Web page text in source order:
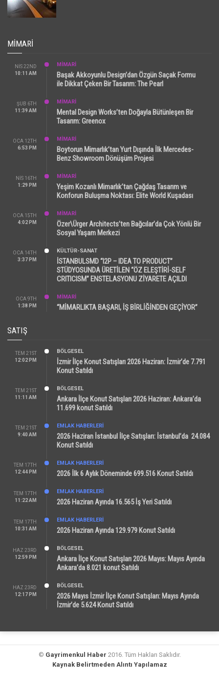
MIMARI
NIS 22ND
10:11 AM
MİMARİ
Başak Akkoyunlu Design’dan Özgün Saçak Formu
ile Dikkat Çeken Bir Tasarım: The Pearl
ŞUB 6TH
11:39 AM
MİMARİ
Mental Design Works’ten Doğayla Bütünleşen Bir
Tasarım: Greenox
OCA 12TH
6:53 PM
MİMARİ
Boytorun Mimarlık’tan Yurt Dışında İlk Mercedes-
Benz Showroom Dönüşüm Projesi
NIS 16TH
1:29 PM
MİMARİ
Yeşim Kozanlı Mimarlık’tan Çağdaş Tasarım ve
Konforun Buluşma Noktası: Elite World Kuşadası
OCA 15TH
4:02 PM
MİMARİ
Özer\Ürger Architects’ten Bağcılar’da Çok Yönlü Bir
Sosyal Yaşam Merkezi
OCA 14TH
3:37 PM
KÜLTÜR-SANAT
İSTANBULSMD “I2P – IDEA TO PRODUCT”
STÜDYOSUNDA ÜRETİLEN “ÖZ ELEŞTİRİ-SELF
CRITICISM” ENSTELASYONU ZİYARETE AÇILDI
OCA 9TH
1:38 PM
MİMARİ
“MİMARLIKTA BAŞARI, İŞ BİRLİĞİNDEN GEÇİYOR”
SATIŞ
TEM 21ST
12:02 PM
BÖLGESEL
İzmir İlçe Konut Satışları 2026 Haziran: İzmir’de 7.791
Konut Satıldı
TEM 21ST
11:11 AM
BÖLGESEL
Ankara İlçe Konut Satışları 2026 Haziran: Ankara’da
11.699 konut Satıldı
TEM 21ST
9:40 AM
EMLAK HABERLERI
2026 Haziran İstanbul İlçe Satışları: İstanbul’da 24.084
Konut Satıldı
TEM 17TH
12:44 PM
EMLAK HABERLERI
2026 İlk 6 Aylık Döneminde 699.516 Konut Satıldı
TEM 17TH
11:22 AM
EMLAK HABERLERI
2026 Haziran Ayında 16.565 İş Yeri Satıldı
TEM 17TH
10:31 AM
EMLAK HABERLERI
2026 Haziran Ayında 129.979 Konut Satıldı
HAZ 23RD
12:59 PM
BÖLGESEL
Ankara İlçe Konut Satışları 2026 Mayıs: Mayıs Ayında
Ankara’da 8.021 konut Satıldı
HAZ 23RD
12:17 PM
BÖLGESEL
2026 Mayıs İzmir İlçe Konut Satışları: Mayıs Ayında
İzmir’de 5.624 Konut Satıldı
© Gayrimenkul Haber 2016. Tüm Hakları Saklıdır.
Kaynak Belirtmeden Alıntı Yapılamaz